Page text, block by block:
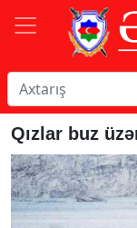
Qızlar buz